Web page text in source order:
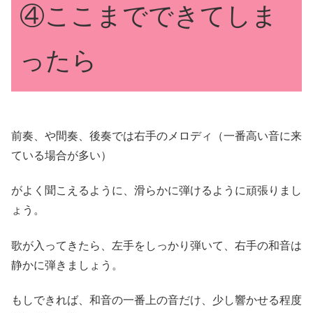
④ここまでできてしま
ったら
前奏、や間奏、後奏では右手のメロディ（一番高い音に来
ている場合が多い）
がよく聞こえるように、滑らかに弾けるように頑張りまし
ょう。
歌が入ってきたら、左手をしっかり弾いて、右手の和音は
静かに弾きましょう。
もしできれば、和音の一番上の音だけ、少し響かせる程度